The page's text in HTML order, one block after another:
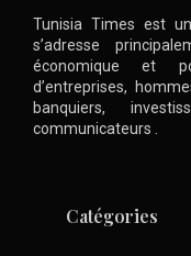
Tunisia Times est
s’adresse
économique et
d’entreprises,
banquiers,
communicateurs .
Catégories